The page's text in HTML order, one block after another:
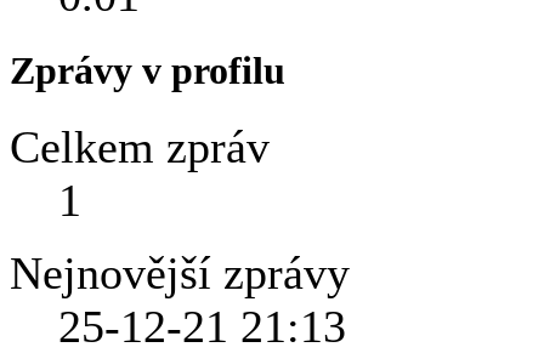
Zprávy v profilu
Celkem zpráv
1
Nejnovější zprávy
25-12-21 21:13